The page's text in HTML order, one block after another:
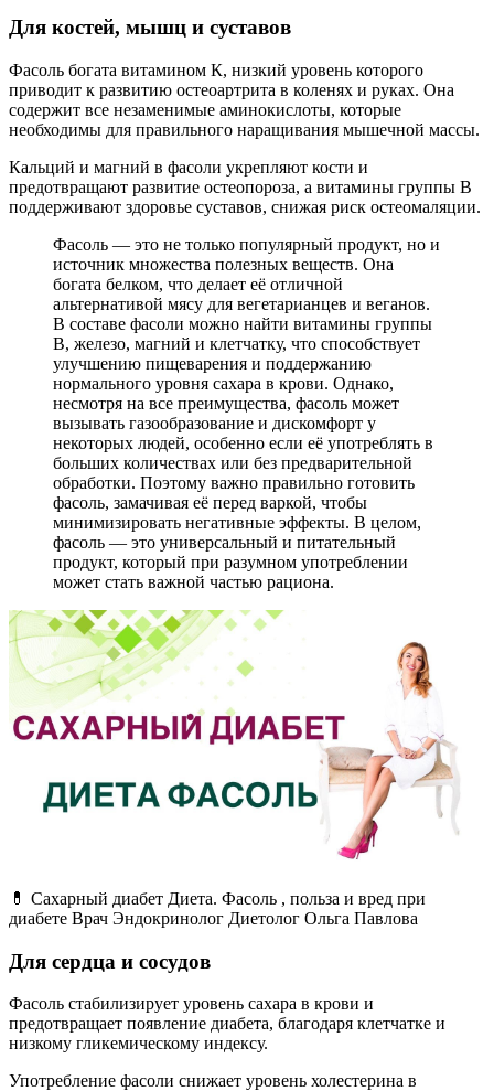
Для костей, мышц и суставов
Фасоль богата витамином К, низкий уровень которого
приводит к развитию остеоартрита в коленях и руках. Она
содержит все незаменимые аминокислоты, которые
необходимы для правильного наращивания мышечной массы.
Кальций и магний в фасоли укрепляют кости и
предотвращают развитие остеопороза, а витамины группы В
поддерживают здоровье суставов, снижая риск остеомаляции.
Фасоль — это не только популярный продукт, но и
источник множества полезных веществ. Она
богата белком, что делает её отличной
альтернативой мясу для вегетарианцев и веганов.
В составе фасоли можно найти витамины группы
B, железо, магний и клетчатку, что способствует
улучшению пищеварения и поддержанию
нормального уровня сахара в крови. Однако,
несмотря на все преимущества, фасоль может
вызывать газообразование и дискомфорт у
некоторых людей, особенно если её употреблять в
больших количествах или без предварительной
обработки. Поэтому важно правильно готовить
фасоль, замачивая её перед варкой, чтобы
минимизировать негативные эффекты. В целом,
фасоль — это универсальный и питательный
продукт, который при разумном употреблении
может стать важной частью рациона.
💊 Сахарный диабет Диета. Фасоль , польза и вред при
диабете Врач Эндокринолог Диетолог Ольга Павлова
Для сердца и сосудов
Фасоль стабилизирует уровень сахара в крови и
предотвращает появление диабета, благодаря клетчатке и
низкому гликемическому индексу.
Употребление фасоли снижает уровень холестерина в